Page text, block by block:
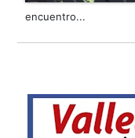
encuentro...